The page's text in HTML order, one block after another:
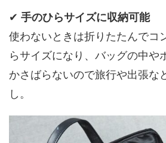
✔ 手のひらサイズに収納可能
使わないときは折りたたんでコ
らサイズになり、バッグの中や
かさばらないので旅行や出張な
し。